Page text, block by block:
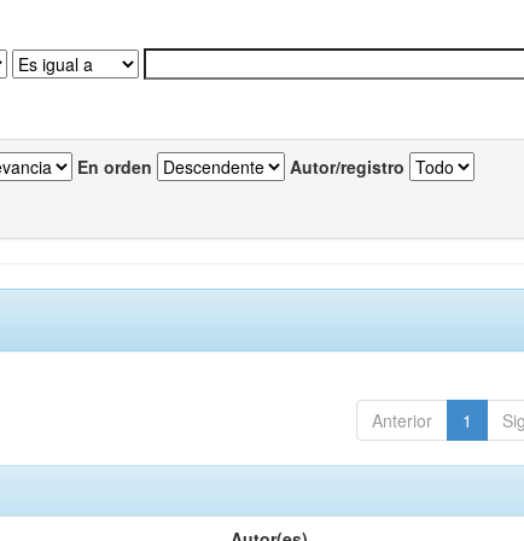
En orden Autor/registro
Anterior 1